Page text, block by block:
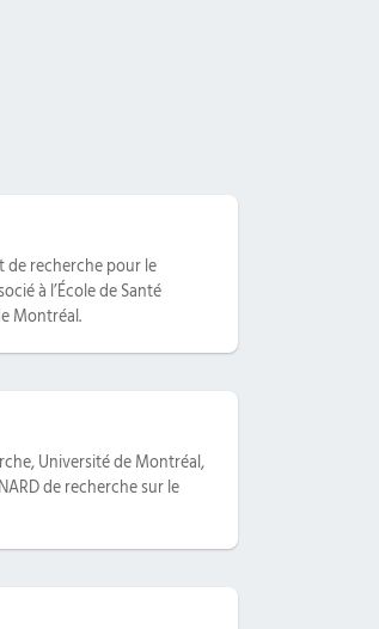
de recherche pour le
à l’École de Santé
Montréal.
Université de Montréal,
de recherche sur le